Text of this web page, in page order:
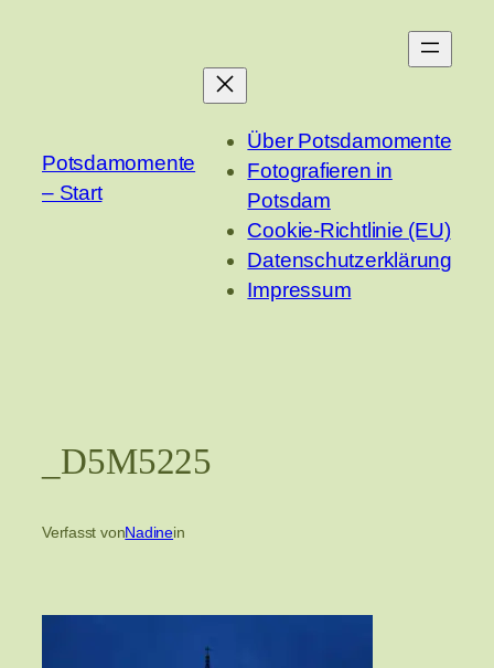
Potsdamomente
– Start
Über Potsdamomente
Fotografieren in
Potsdam
Cookie-Richtlinie (EU)
Datenschutzerklärung
Impressum
_D5M5225
Verfasst vonNadinein